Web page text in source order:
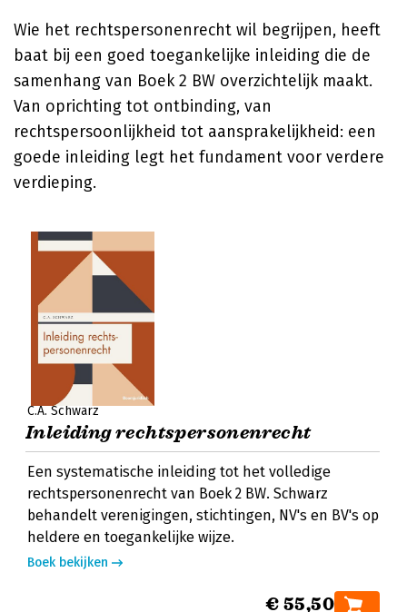
Wie het rechtspersonenrecht wil begrijpen, heeft
baat bij een goed toegankelijke inleiding die de
samenhang van Boek 2 BW overzichtelijk maakt.
Van oprichting tot ontbinding, van
rechtspersoonlijkheid tot aansprakelijkheid: een
goede inleiding legt het fundament voor verdere
verdieping.
C.A. Schwarz
Inleiding rechtspersonenrecht
Een systematische inleiding tot het volledige
rechtspersonenrecht van Boek 2 BW. Schwarz
behandelt verenigingen, stichtingen, NV's en BV's op
heldere en toegankelijke wijze.
Boek bekijken
€ 55,50